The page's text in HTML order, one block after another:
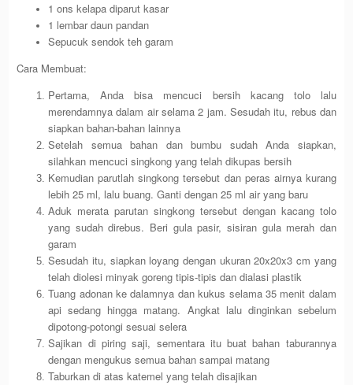
1 ons kelapa diparut kasar
1 lembar daun pandan
Sepucuk sendok teh garam
Cara Membuat:
Pertama, Anda bisa mencuci bersih kacang tolo lalu
merendamnya dalam air selama 2 jam. Sesudah itu, rebus dan
siapkan bahan-bahan lainnya
Setelah semua bahan dan bumbu sudah Anda siapkan,
silahkan mencuci singkong yang telah dikupas bersih
Kemudian parutlah singkong tersebut dan peras airnya kurang
lebih 25 ml, lalu buang. Ganti dengan 25 ml air yang baru
Aduk merata parutan singkong tersebut dengan kacang tolo
yang sudah direbus. Beri gula pasir, sisiran gula merah dan
garam
Sesudah itu, siapkan loyang dengan ukuran 20x20x3 cm yang
telah diolesi minyak goreng tipis-tipis dan dialasi plastik
Tuang adonan ke dalamnya dan kukus selama 35 menit dalam
api sedang hingga matang. Angkat lalu dinginkan sebelum
dipotong-potongi sesuai selera
Sajikan di piring saji, sementara itu buat bahan taburannya
dengan mengukus semua bahan sampai matang
Taburkan di atas katemel yang telah disajikan